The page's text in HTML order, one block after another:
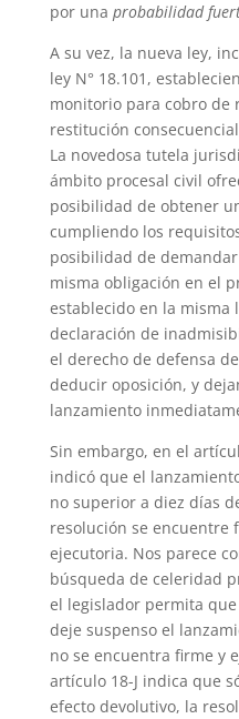
por una probabilidad
A su vez, la nueva ley,
ley N° 18.101,
monitorio para cobro de
restitución
La novedosa tutela
ámbito procesal civil
posibilidad de obtener
cumpliendo los
posibilidad de
misma obligación en el
establecido en la misma
declaración de
el derecho de defensa
deducir oposición, y
lanzamiento
Sin embargo, en el
indicó que el
no superior a diez días
resolución se encuentre
ejecutoria. Nos parece
búsqueda de celeridad
el legislador permita
deje suspenso el
no se encuentra firme y
artículo 18-J indica que
efecto devolutivo, la